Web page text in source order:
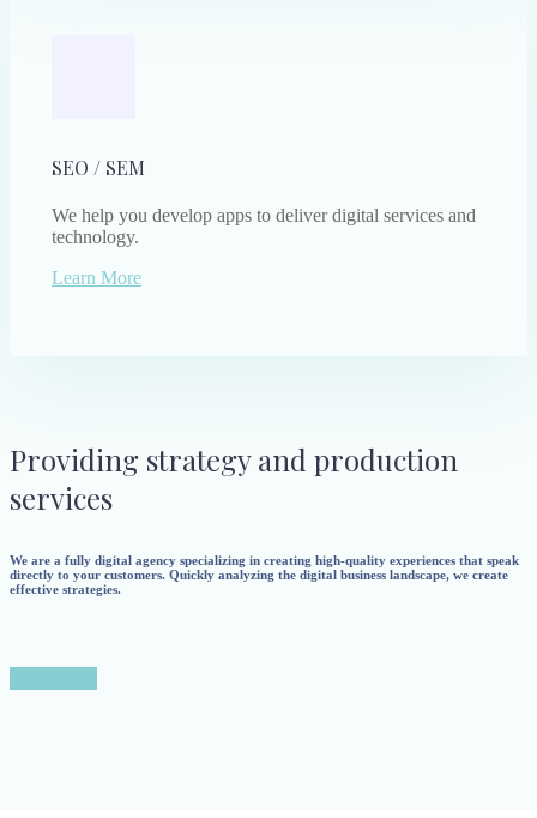
SEO / SEM
We help you develop apps to deliver digital services and
technology.
Learn More
Providing strategy and production
services
We are a fully digital agency specializing in creating high-quality experiences that speak
directly to your customers. Quickly analyzing the digital business landscape, we create
effective strategies.